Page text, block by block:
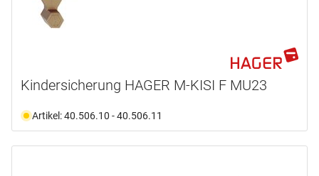
Kindersicherung HAGER M-KISI F MU23
Artikel: 40.506.10 - 40.506.11